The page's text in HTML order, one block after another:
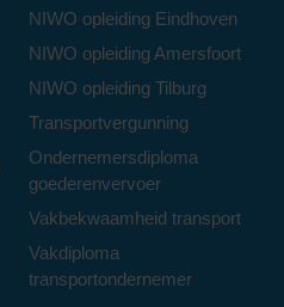
NIWO opleiding Eindhoven
NIWO opleiding Amersfoort
NIWO opleiding Tilburg
Transportvergunning
Ondernemersdiploma
goederenvervoer
Vakbekwaamheid transport
Vakdiploma
transportondernemer